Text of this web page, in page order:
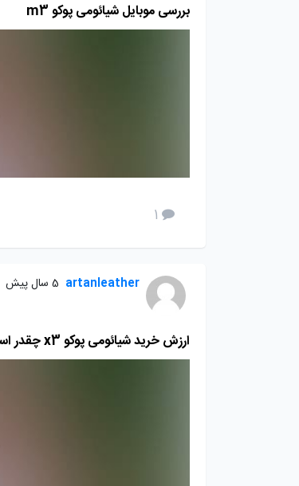
بررسی موبایل شیائومی پوکو m3
1
artanleather 5 سال پیش
ارزش خرید شیائومی پوکو x3 چقدر است